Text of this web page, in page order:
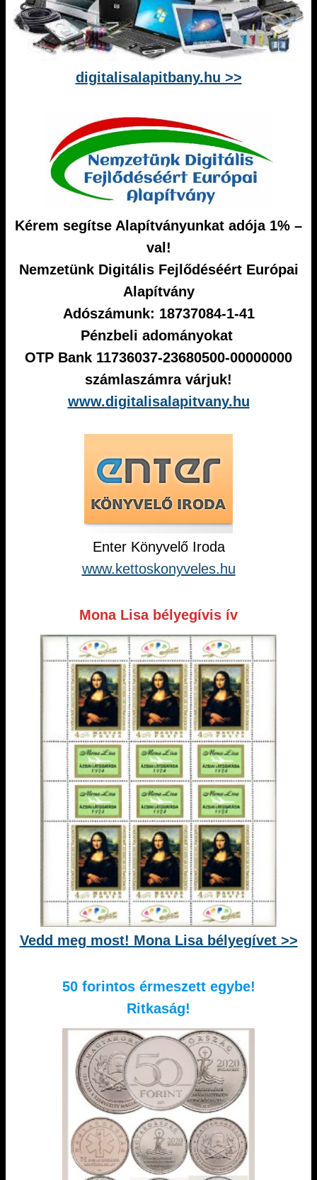
digitalisalapitbany.hu >>
Kérem segítse Alapítványunkat adója 1% –
val!
Nemzetünk Digitális Fejlődéséért Európai
Alapítvány
Adószámunk: 18737084-1-41
Pénzbeli adományokat
OTP Bank 11736037-23680500-00000000
számlaszámra várjuk!
www.digitalisalapitvany.hu
Enter Könyvelő Iroda
www.kettoskonyveles.hu
Mona Lisa bélyegívis ív
Vedd meg most! Mona Lisa bélyegívet >>
50 forintos érmeszett egybe!
Ritkaság!